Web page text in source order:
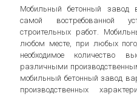
Мобильный бетонный завод
самой востребованной
строительных работ.
любом месте, при любых
необходимое количество
различными
мобильный бетонный завод
производственных